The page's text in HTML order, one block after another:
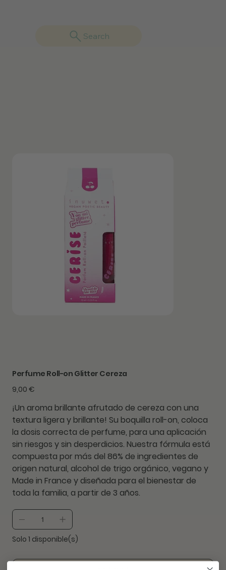
Search
Perfume Roll-on Glitter Cereza
Precio
9,00 €
¡Un aroma brillante afrutado de cereza con una
textura ligera y brillante! Su boquilla roll-on, coloca
la dosis correcta de perfume, para una aplicación
sin riesgos y sin desperdicios. Nuestra fórmula está
compuesta por más del 86% de ingredientes de
origen natural, alcohol de trigo orgánico, vegano y
Made in France y diseñada para el bienestar de
toda la familia, a partir de 3 años.
Solo 1 disponible(s)